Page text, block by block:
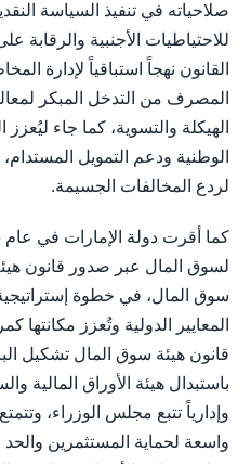
صلاحياته في تنفيذ السياسة
للاحتياطيات الأجنبية والرقابة
القانون نهجاً استباقياً لإدارة
المصرف من التدخل المبكر
الهيكلة والتسوية، كما جاء ليُعزز
الوطنية ودعم التمويل
لردع المخالفات الجسيمة.
لسوق المال عبر صدور قانون
سوق المال، في خطوة
المعايير الدولية وتُعزز
قانون هيئة سوق المال تشكيل
باستبدال هيئة الأوراق المالية
وإدارياً تتبع مجلس الوزراء،
واسعة لحماية المستثمرين